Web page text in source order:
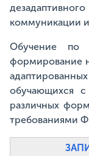
коммуникации
Обучение по
формирование
обучающихся
различных
требованиями